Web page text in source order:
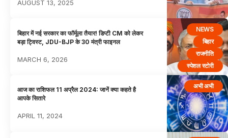
AUGUST 13, 2025
NEWS
बिहार
राजनीति
स्पेशल स्टोरी
बिहार में नई सरकार का फॉर्मूला तैयार! डिप्टी CM को लेकर
बड़ा ट्विस्ट, JDU-BJP के 30 मंत्री फाइनल
MARCH 6, 2026
अभी अभी
आज का राशिफल 11 अप्रैल 2024: जानें क्या कहते है
आपके सितारे
APRIL 11, 2024